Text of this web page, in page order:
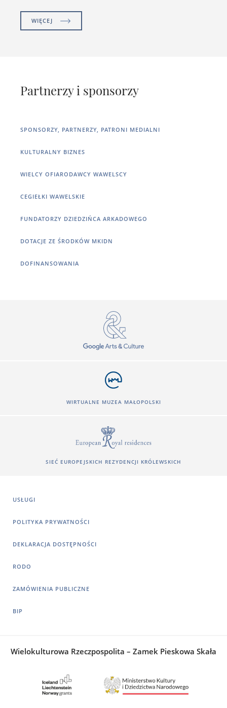
WIĘCEJ
Partnerzy i sponsorzy
SPONSORZY, PARTNERZY, PATRONI MEDIALNI
KULTURALNY BIZNES
WIELCY OFIARODAWCY WAWELSCY
CEGIEŁKI WAWELSKIE
FUNDATORZY DZIEDZIŃCA ARKADOWEGO
DOTACJE ZE ŚRODKÓW MKIDN
DOFINANSOWANIA
WIRTUALNE MUZEA MAŁOPOLSKI
SIEĆ EUROPEJSKICH REZYDENCJI KRÓLEWSKICH
USŁUGI
POLITYKA PRYWATNOŚCI
DEKLARACJA DOSTĘPNOŚCI
RODO
ZAMÓWIENIA PUBLICZNE
BIP
Wielokulturowa Rzeczpospolita – Zamek Pieskowa Skała